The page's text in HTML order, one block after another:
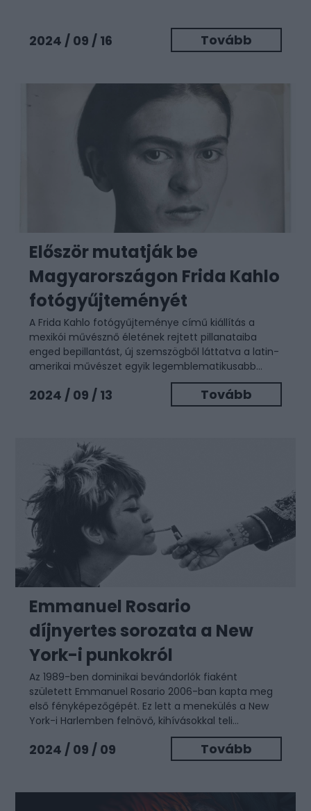
2024 / 09 / 16 Tovább
Először mutatják be
Magyarországon Frida Kahlo
fotógyűjteményét
A Frida Kahlo fotógyűjteménye című kiállítás a
mexikói művésznő életének rejtett pillanataiba
enged bepillantást, új szemszögből láttatva a latin-
amerikai művészet egyik legemblematikusabb...
2024 / 09 / 13 Tovább
Emmanuel Rosario
díjnyertes sorozata a New
York-i punkokról
Az 1989-ben dominikai bevándorlók fiaként
született Emmanuel Rosario 2006-ban kapta meg
első fényképezőgépét. Ez lett a menekülés a New
York-i Harlemben felnövő, kihívásokkal teli...
2024 / 09 / 09 Tovább